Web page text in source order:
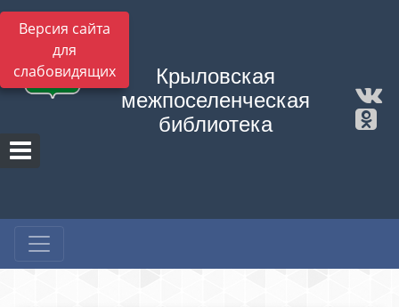
Версия сайта
для
слабовидящих
Крыловская
межпоселенческая
библиотека